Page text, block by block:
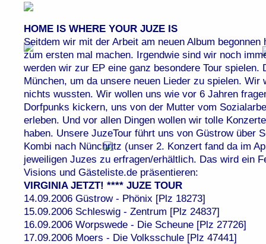
HOME IS WHERE YOUR JUZE IS
Seitdem wir mit der Arbeit am neuen Album
zum ersten mal machen. Irgendwie sind wir noch
werden wir zur EP eine ganz besondere Tour
München, um da unsere neuen Lieder zu spielen.
nichts wussten. Wir wollen uns wie vor 6 Jahren
Dorfpunks kickern, uns von der Mutter vom
erleben. Und vor allen Dingen wollen wir tolle
haben. Unsere JuzeTour führt uns von Güstrow über
Kombi nach Nünchritz (unser 2. Konzert fand da im
jeweiligen Juzes zu erfragen/erhältlich. Das wird ein
Visions und Gästeliste.de präsentieren:
VIRGINIA JETZT! **** JUZE TOUR
14.09.2006 Güstrow - Phönix [Plz 18273]
15.09.2006 Schleswig - Zentrum [Plz 24837]
16.09.2006 Worpswede - Die Scheune [Plz 27726]
17.09.2006 Moers - Die Volksschule [Plz 47441]